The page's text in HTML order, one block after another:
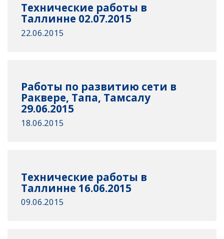
Технические работы в
Таллинне 02.07.2015
22.06.2015
Работы по развитию сети в
Раквере, Тапа, Тамсалу
29.06.2015
18.06.2015
Технические работы в
Таллинне 16.06.2015
09.06.2015